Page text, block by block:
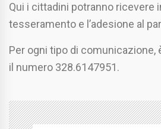
Qui i cittadini potranno ricevere
tesseramento e l’adesione al
Per ogni tipo di comunicazione,
il numero 328.6147951.